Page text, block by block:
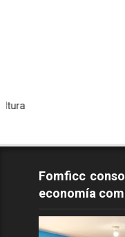
Fomficc
economía